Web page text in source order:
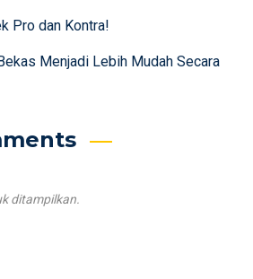
Pro dan Kontra!
Menjadi Lebih Mudah Secara
ditampilkan.